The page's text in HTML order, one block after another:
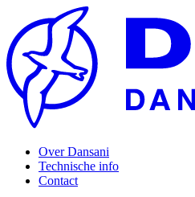
Over Dansani
Technische info
Contact